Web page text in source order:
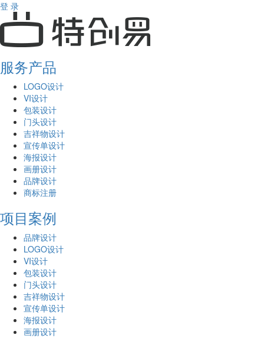
登 录
服务产品
LOGO设计
VI设计
包装设计
门头设计
吉祥物设计
宣传单设计
海报设计
画册设计
品牌设计
商标注册
项目案例
品牌设计
LOGO设计
VI设计
包装设计
门头设计
吉祥物设计
宣传单设计
海报设计
画册设计